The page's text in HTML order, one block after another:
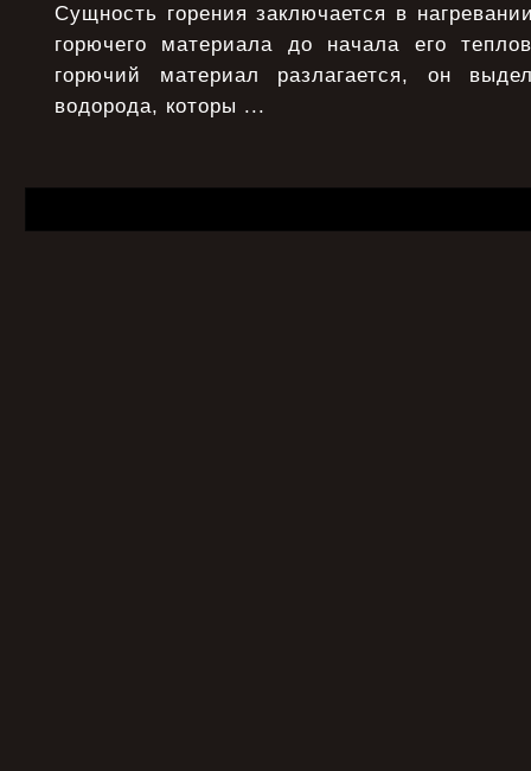
Сущность горения заключается в
горючего материала до начала его
горючий материал разлагается, он
водорода, которы ...